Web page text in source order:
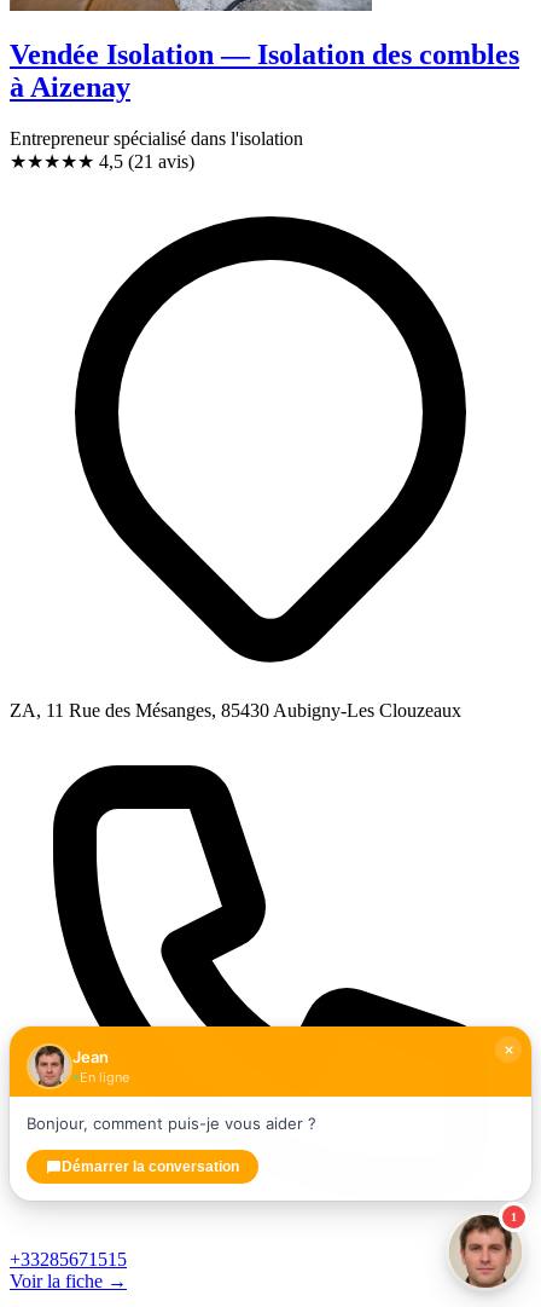
Vendée Isolation — Isolation des combles
à Aizenay
Entrepreneur spécialisé dans l'isolation
★★★★★ 4,5 (21 avis)
ZA, 11 Rue des Mésanges, 85430 Aubigny-Les Clouzeaux
+33285671515
Voir la fiche →
1
Jean
En ligne
Bonjour, comment puis-je vous aider ?
Démarrer la conversation